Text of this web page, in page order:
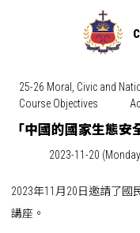
25-26 Moral, Civic and
Course Objectives
「中國的國家生態安
2023-11-20
2023年11月20日邀請了
講座。